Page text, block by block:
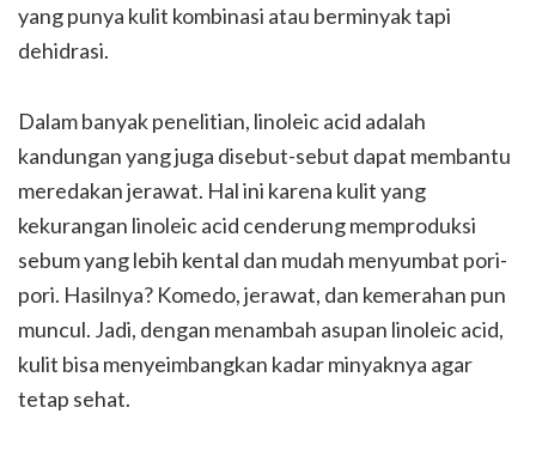
yang punya kulit kombinasi atau berminyak tapi
dehidrasi.
Dalam banyak penelitian, linoleic acid adalah
kandungan yang juga disebut-sebut dapat membantu
meredakan jerawat. Hal ini karena kulit yang
kekurangan linoleic acid cenderung memproduksi
sebum yang lebih kental dan mudah menyumbat pori-
pori. Hasilnya? Komedo, jerawat, dan kemerahan pun
muncul. Jadi, dengan menambah asupan linoleic acid,
kulit bisa menyeimbangkan kadar minyaknya agar
tetap sehat.